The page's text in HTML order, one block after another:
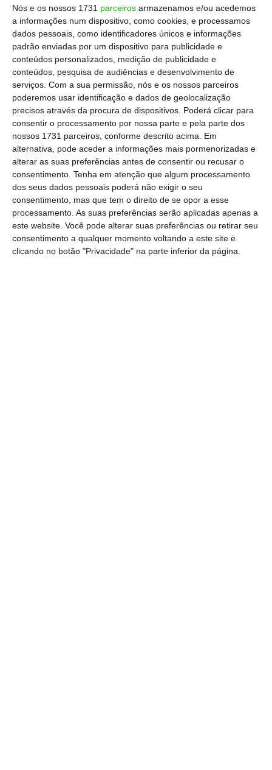
Nós e os nossos 1731 parceiros armazenamos e/ou acedemos
a informações num dispositivo, como cookies, e processamos
dados pessoais, como identificadores únicos e informações
padrão enviadas por um dispositivo para publicidade e
conteúdos personalizados, medição de publicidade e
conteúdos, pesquisa de audiências e desenvolvimento de
serviços. Com a sua permissão, nós e os nossos parceiros
poderemos usar identificação e dados de geolocalização
precisos através da procura de dispositivos. Poderá clicar para
consentir o processamento por nossa parte e pela parte dos
nossos 1731 parceiros, conforme descrito acima. Em
alternativa, pode aceder a informações mais pormenorizadas e
alterar as suas preferências antes de consentir ou recusar o
consentimento. Tenha em atenção que algum processamento
dos seus dados pessoais poderá não exigir o seu
consentimento, mas que tem o direito de se opor a esse
processamento. As suas preferências serão aplicadas apenas a
este website. Você pode alterar suas preferências ou retirar seu
consentimento a qualquer momento voltando a este site e
clicando no botão "Privacidade" na parte inferior da página.
Computadores, Tecnologia e Ciência (INESC
TEC) e a Universidade de Aalborg, na
Dinamarca, são as entidades envolvidas no
projeto que tem por objetivo coordenar um
projeto europeu para adequar a automação
de empresas em função do ciclo de vida dos
seus produtos, através da integração de robôs
e gestão de produção, criando assim fábricas
“altamente flexíveis”.
Carlos Moedas
Ver Perfil
O projeto tem implícito um investimento de